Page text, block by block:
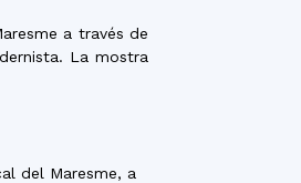
a través de
La mostra
del Maresme, a